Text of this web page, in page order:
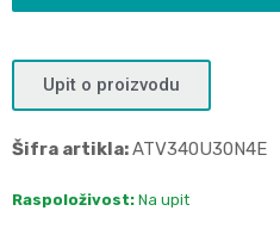
Upit o proizvodu
Šifra artikla:ATV340U30N4E
Raspoloživost: Na upit